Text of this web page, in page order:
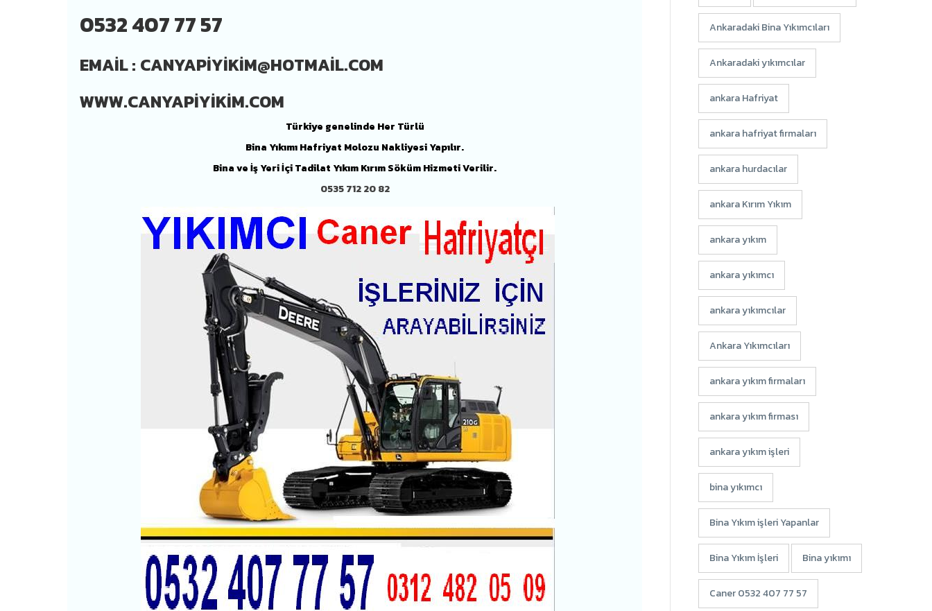
0532 407 77 57
EMAIL : CANYAPIYIKIM@HOTMAIL.COM
WWW.CANYAPIYIKIM.COM
Türkiye genelinde Her Türlü
Bina Yıkımı Hafriyat Molozu Nakliyesi Yapılır.
Bina ve İş Yeri İçi Tadilat Yıkım Kırım Söküm Hizmeti Verilir.
0535 712 20 82
Ankaradaki Bina Yıkımcıları
Ankaradaki yıkımcılar
ankara Hafriyat
ankara hafriyat firmaları
ankara hurdacılar
ankara Kırım Yıkım
ankara yıkım
ankara yıkımcı
ankara yıkımcılar
Ankara Yıkımcıları
ankara yıkım firmaları
ankara yıkım firması
ankara yıkım işleri
bina yıkımcı
Bina Yıkım işleri Yapanlar
Bina Yıkım İşleri Bina yıkımı
Caner 0532 407 77 57